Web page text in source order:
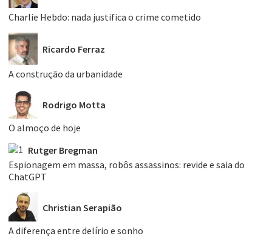
Charlie Hebdo: nada justifica o crime cometido
Ricardo Ferraz
A construção da urbanidade
Rodrigo Motta
O almoço de hoje
Rutger Bregman
Espionagem em massa, robôs assassinos: revide e saia do
ChatGPT
Christian Serapião
A diferença entre delírio e sonho